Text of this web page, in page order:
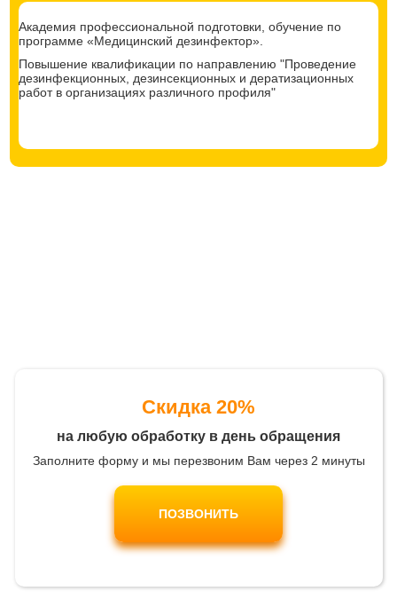
Академия профессиональной подготовки, обучение по
программе «Медицинский дезинфектор».
Повышение квалификации по направлению "Проведение
дезинфекционных, дезинсекционных и дератизационных
работ в организациях различного профиля"
Скидка 20%
на любую обработку в день обращения
Заполните форму и мы перезвоним Вам через 2 минуты
ПОЗВОНИТЬ